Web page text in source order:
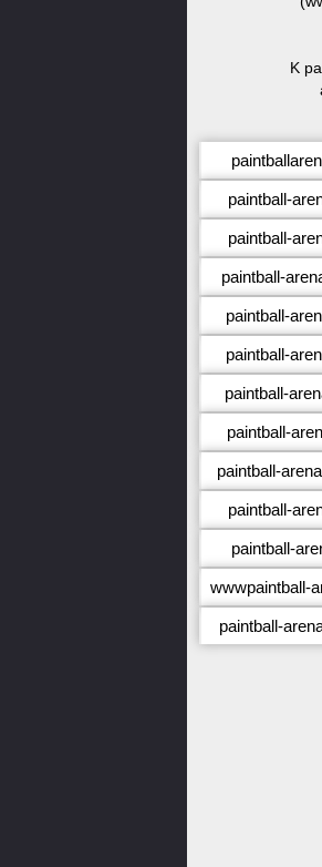
K
paintball-
paintball-
paintball-
paintball-
paintball-
paintball-
paintball-
paintball-
paintball-
paintball-
wwwpaintball-
paintball-